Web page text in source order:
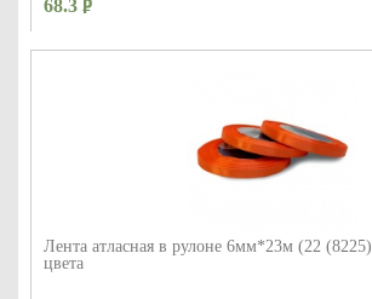
68.3
Лента атласная в рулоне 6мм*23м (22
цвета